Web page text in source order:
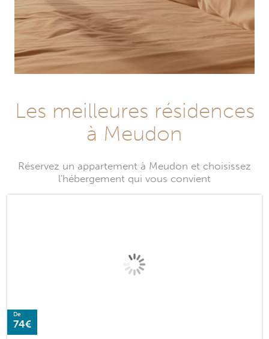
Les meilleures résidences
à Meudon
Réservez un appartement à Meudon et choisissez
l'hébergement qui vous convient
De
74€